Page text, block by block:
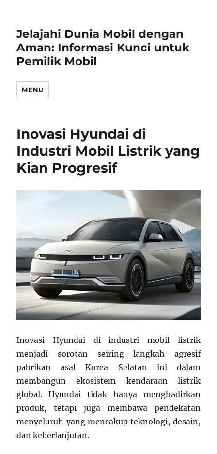
Jelajahi Dunia Mobil dengan
Aman: Informasi Kunci untuk
Pemilik Mobil
MENU
Inovasi Hyundai di
Industri Mobil Listrik yang
Kian Progresif
Inovasi Hyundai di industri mobil listrik
menjadi sorotan seiring langkah agresif
pabrikan asal Korea Selatan ini dalam
membangun ekosistem kendaraan listrik
global. Hyundai tidak hanya menghadirkan
produk, tetapi juga membawa pendekatan
menyeluruh yang mencakup teknologi, desain,
dan keberlanjutan.